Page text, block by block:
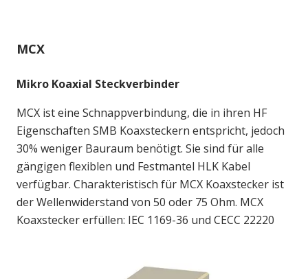
MCX
Mikro Koaxial Steckverbinder
MCX ist eine Schnappverbindung, die in ihren HF
Eigenschaften SMB Koaxsteckern entspricht, jedoch
30% weniger Bauraum benötigt. Sie sind für alle
gängigen flexiblen und Festmantel HLK Kabel
verfügbar. Charakteristisch für MCX Koaxstecker ist
der Wellenwiderstand von 50 oder 75 Ohm. MCX
Koaxstecker erfüllen: IEC 1169-36 und CECC 22220